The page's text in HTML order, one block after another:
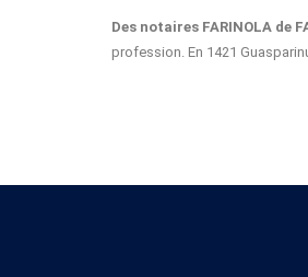
Des notaires FARINOLA de
profession. En 1421